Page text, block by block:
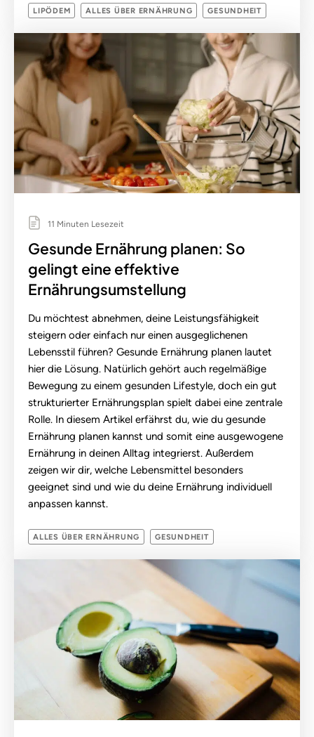
LIPÖDEM ALLES ÜBER ERNÄHRUNG GESUNDHEIT
11 Minuten Lesezeit
Gesunde Ernährung planen: So
gelingt eine effektive
Ernährungsumstellung
Du möchtest abnehmen, deine Leistungsfähigkeit
steigern oder einfach nur einen ausgeglichenen
Lebensstil führen? Gesunde Ernährung planen lautet
hier die Lösung. Natürlich gehört auch regelmäßige
Bewegung zu einem gesunden Lifestyle, doch ein gut
strukturierter Ernährungsplan spielt dabei eine zentrale
Rolle. In diesem Artikel erfährst du, wie du gesunde
Ernährung planen kannst und somit eine ausgewogene
Ernährung in deinen Alltag integrierst. Außerdem
zeigen wir dir, welche Lebensmittel besonders
geeignet sind und wie du deine Ernährung individuell
anpassen kannst.
ALLES ÜBER ERNÄHRUNG GESUNDHEIT